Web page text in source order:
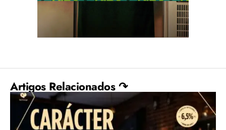
Artigos Relacionados ↷